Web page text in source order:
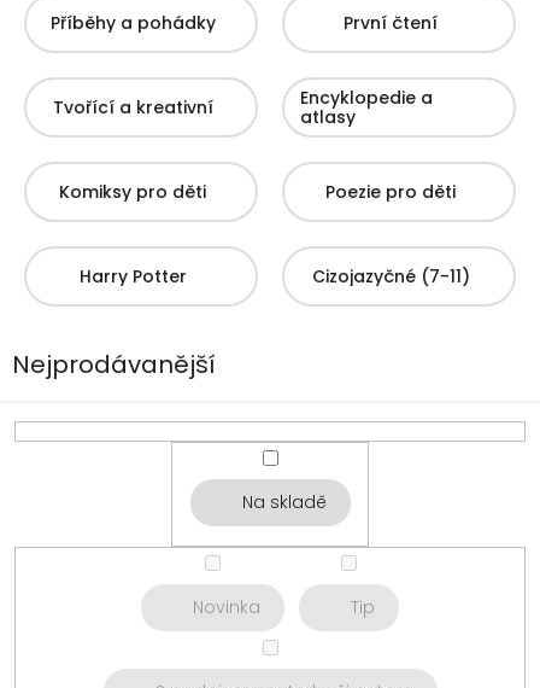
Příběhy a pohádky První čtení
Tvořící a kreativní
Encyklopedie a
atlasy
Komiksy pro děti Poezie pro děti
Harry Potter Cizojazyčné (7-11)
Nejprodávanější
Na skladě
Novinka Tip